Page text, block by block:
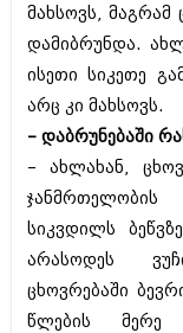
აპრილი
მარტი
თებერვალი
იანვარი
დეკემბერი
ნოემბერი
სექტემბერი
აგვისტო
ივლისი
ივნისი
მაისი
აპრილი
მარტი
მახსოვს, მაგრამ
დამიბრუნდა.
ისეთი სიკეთე
არც კი მახსოვს.
– დაბრუნებაში
– ახლახან,
სიკვდილს
არასოდეს
ცხოვრებაში
წლების მერე